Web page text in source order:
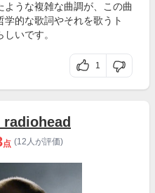
うな複雑な曲調が、この曲
的な歌詞やそれを歌うト
いです。
1
点 (12人が評価)